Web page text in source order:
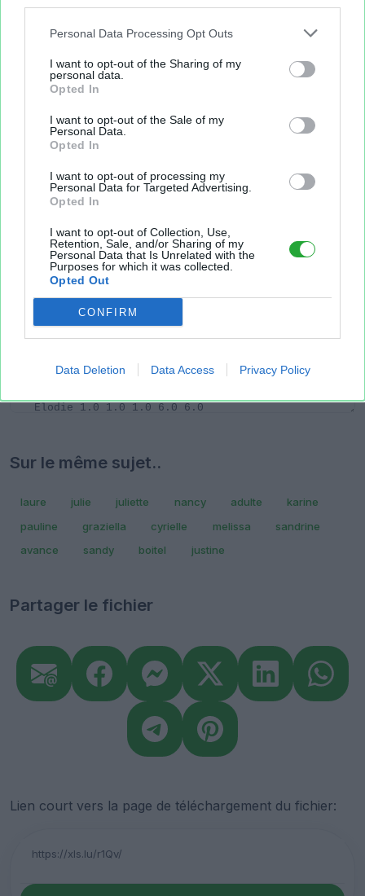
Personal Data Processing Opt Outs
I want to opt-out of the Sharing of my
personal data.
Opted In
I want to opt-out of the Sale of my
Personal Data.
Opted In
I want to opt-out of processing my
Personal Data for Targeted Advertising.
Opted In
I want to opt-out of Collection, Use,
Retention, Sale, and/or Sharing of my
Personal Data that Is Unrelated with the
Purposes for which it was collected.
Opted Out
CONFIRM
Data Deletion Data Access Privacy Policy
Sur le même sujet..
laure julie juliette nancy adulte
karine
pauline
graziella cyrielle melissa
sandrine
avance
sandy boitel justine
Partager le fichier
Lien court vers la page de téléchargement du fichier: